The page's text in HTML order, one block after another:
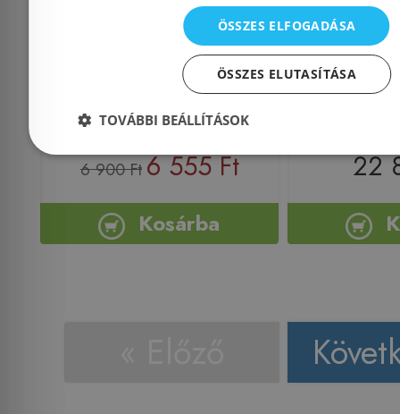
Cikkszám: 15402
6 900 Ft6 555 Ft
Kosárba
22
ÖSSZES ELFOGADÁSA
ÖSSZES ELUTASÍTÁSA
TOVÁBBI BEÁLLÍTÁSOK